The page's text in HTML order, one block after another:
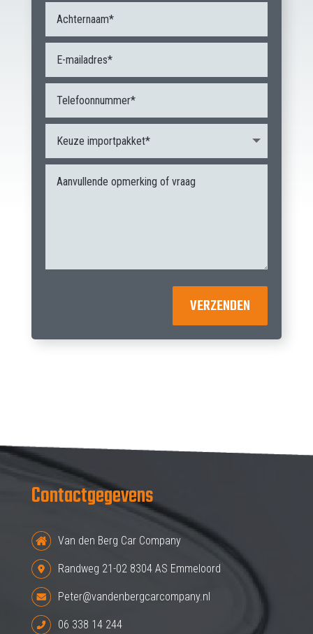
VERZENDEN
Contactgegevens
Van den Berg Car Company
Randweg 21-02 8304 AS Emmeloord
Peter@vandenbergcarcompany.nl
06 338 14 244